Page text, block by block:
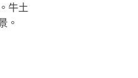
牛土
。